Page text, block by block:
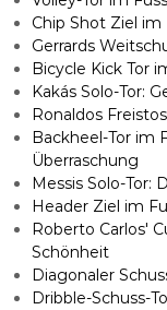
Chip Shot Ziel im
Gerrards
Bicycle Kick Tor
Kakás Solo-Tor:
Ronaldos
Backheel-Tor im
Überraschung
Messis Solo-Tor:
Header Ziel im
Roberto Carlos'
Schönheit
Diagonaler
Dribble-Schuss-